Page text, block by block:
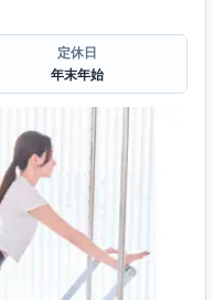
定休日
年末年始